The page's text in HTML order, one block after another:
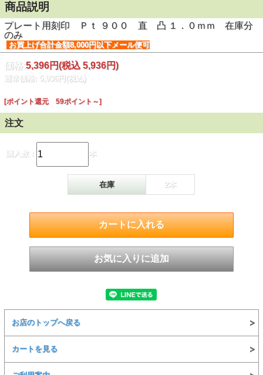
商品説明
プレート用刻印 Ｐｔ ９００ 直 凸 １．０ｍｍ 在庫分
のみ
お買上げ合計金額8,000円以下メール便可
価格:5,396円(税込 5,936円)
通常価格: 5,936円(税込)
[ポイント還元 59ポイント～]
注文
購入数： 本
在庫 2本
お店のトップへ戻る
カートを見る